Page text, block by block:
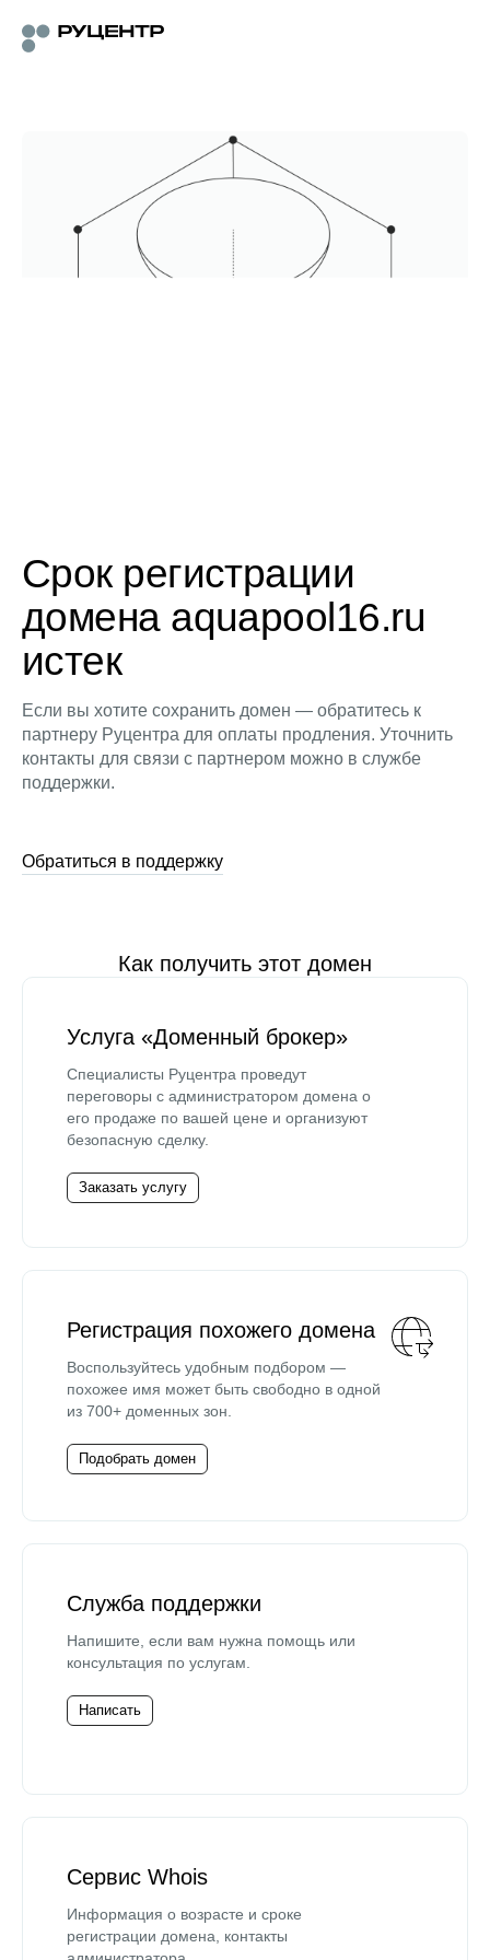
Срок регистрации
домена aquapool16.ru
истек
Если вы хотите сохранить домен — обратитесь к
партнеру Руцентра для оплаты продления. Уточнить
контакты для связи с партнером можно в службе
поддержки.
Обратиться в поддержку
Как получить этот домен
Услуга «Доменный брокер»
Специалисты Руцентра проведут
переговоры с администратором домена о
его продаже по вашей цене и организуют
безопасную сделку.
Заказать услугу
Регистрация похожего домена
Воспользуйтесь удобным подбором —
похожее имя может быть свободно в одной
из 700+ доменных зон.
Подобрать домен
Служба поддержки
Напишите, если вам нужна помощь или
консультация по услугам.
Написать
Сервис Whois
Информация о возрасте и сроке
регистрации домена, контакты